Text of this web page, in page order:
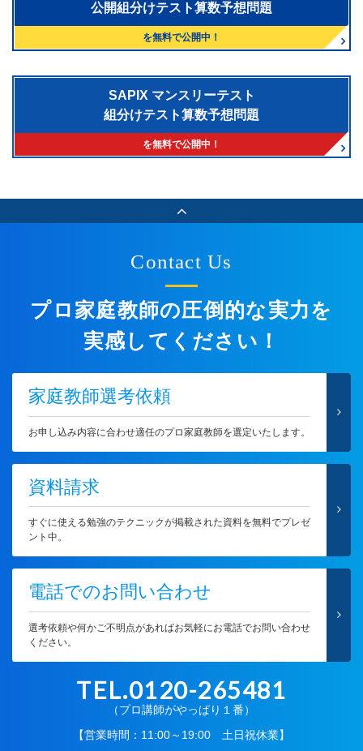
公開組分けテスト算数予想問題
を無料で公開中！
SAPIX マンスリーテスト
組分けテスト算数予想問題
を無料で公開中！
Contact Us
プロ家庭教師の圧倒的な実力を
実感してください！
家庭教師選考依頼
お申し込み内容に合わせ適任のプロ家庭教師を選定いたします。
資料請求
すぐに使える勉強のテクニックが掲載された資料を無料でプレゼ
ント中。
電話でのお問い合わせ
選考依頼や何かご不明点があればお気軽にお電話でお問い合わせ
ください。
TEL.0120-265481
（プロ講師がやっぱり１番）
【営業時間：11:00～19:00 土日祝休業】